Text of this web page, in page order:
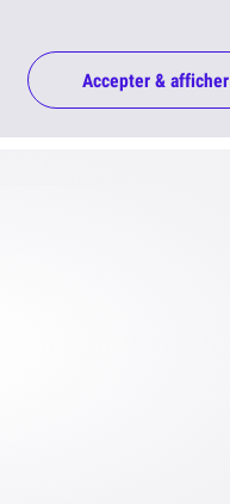
Accepter & afficher